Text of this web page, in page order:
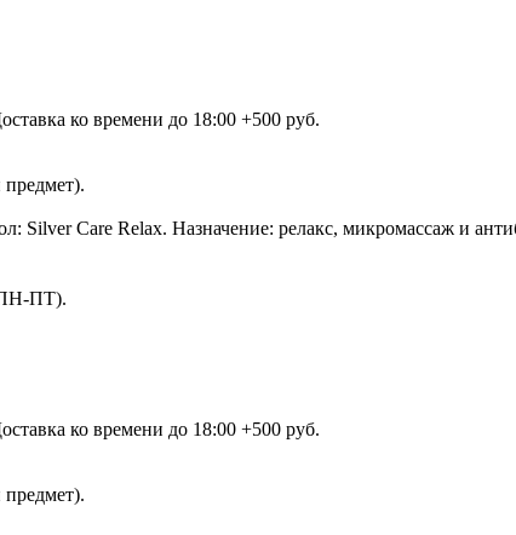
ко времени до 18:00 +500 руб.
Care Relax. Назначение: релакс, микромассаж и
ПТ).
ко времени до 18:00 +500 руб.